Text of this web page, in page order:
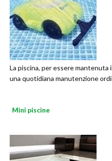
La piscina, per essere
una quotidiana manutenzione
Mini piscine